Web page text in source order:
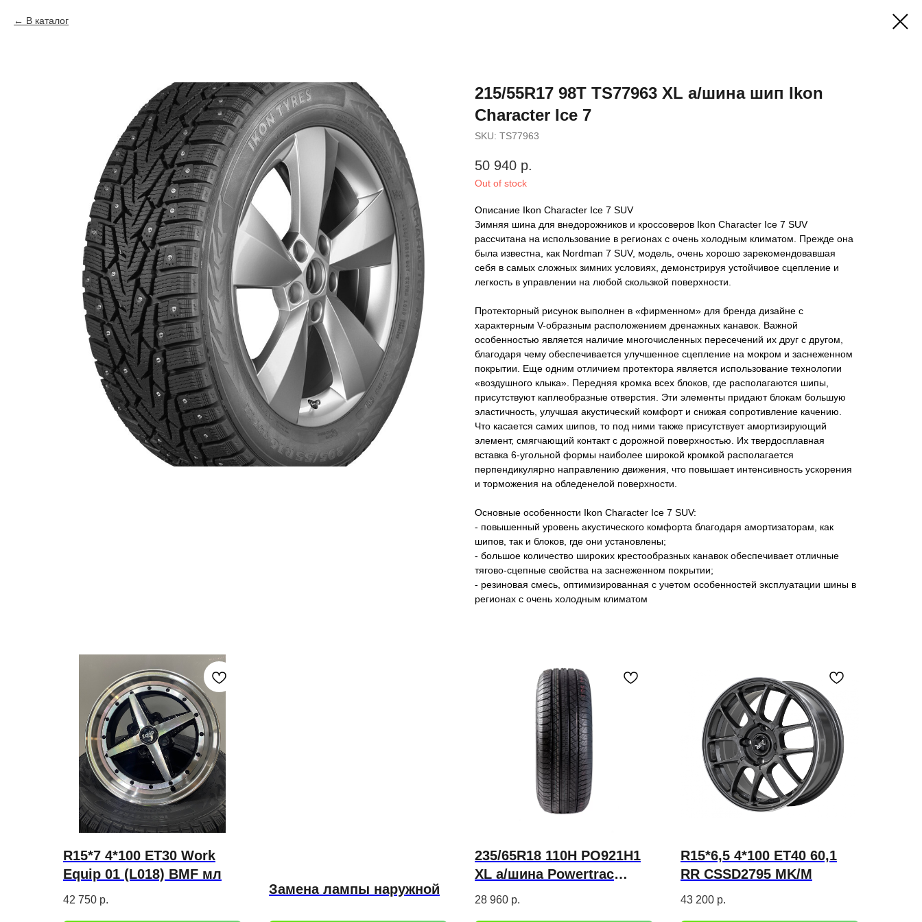
В каталог
215/55R17 98T TS77963 XL а/шина шип Ikon
Character Ice 7
SKU: TS77963
50 940 р.
Out of stock
Описание Ikon Character Ice 7 SUV
Зимняя шина для внедорожников и кроссоверов Ikon Character Ice 7 SUV
рассчитана на использование в регионах с очень холодным климатом. Прежде она
была известна, как Nordman 7 SUV, модель, очень хорошо зарекомендовавшая
себя в самых сложных зимних условиях, демонстрируя устойчивое сцепление и
легкость в управлении на любой скользкой поверхности.
Протекторный рисунок выполнен в «фирменном» для бренда дизайне с
характерным V-образным расположением дренажных канавок. Важной
особенностью является наличие многочисленных пересечений их друг с другом,
благодаря чему обеспечивается улучшенное сцепление на мокром и заснеженном
покрытии. Еще одним отличием протектора является использование технологии
«воздушного клыка». Передняя кромка всех блоков, где располагаются шипы,
присутствуют каплеобразные отверстия. Эти элементы придают блокам большую
эластичность, улучшая акустический комфорт и снижая сопротивление качению.
Что касается самих шипов, то под ними также присутствует амортизирующий
элемент, смягчающий контакт с дорожной поверхностью. Их твердосплавная
вставка 6-угольной формы наиболее широкой кромкой располагается
перпендикулярно направлению движения, что повышает интенсивность ускорения
и торможения на обледенелой поверхности.
Основные особенности Ikon Character Ice 7 SUV:
- повышенный уровень акустического комфорта благодаря амортизаторам, как
шипов, так и блоков, где они установлены;
- большое количество широких крестообразных канавок обеспечивает отличные
тягово-сцепные свойства на заснеженном покрытии;
- резиновая смесь, оптимизированная с учетом особенностей эксплуатации шины в
регионах с очень холодным климатом
R15*7 4*100 ET30 Work
Equip 01 (L018) BMF мл
42 750 р.
Замена лампы наружной
235/65R18 110H PO921H1
XL а/шина Powertrac
CityRover
28 960 р.
R15*6,5 4*100 ET40 60,1
RR CSSD2795 MK/M
43 200 р.